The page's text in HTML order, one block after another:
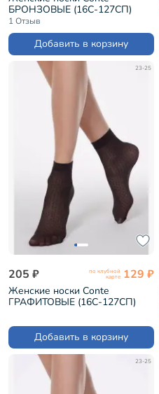
БРОНЗОВЫЕ (16С-127СП)
1 Отзыв
Добавить в корзину
23-25
205 ₽ по клубной
карте 129 ₽
Женские носки Conte
ГРАФИТОВЫЕ (16С-127СП)
Добавить в корзину
23-25